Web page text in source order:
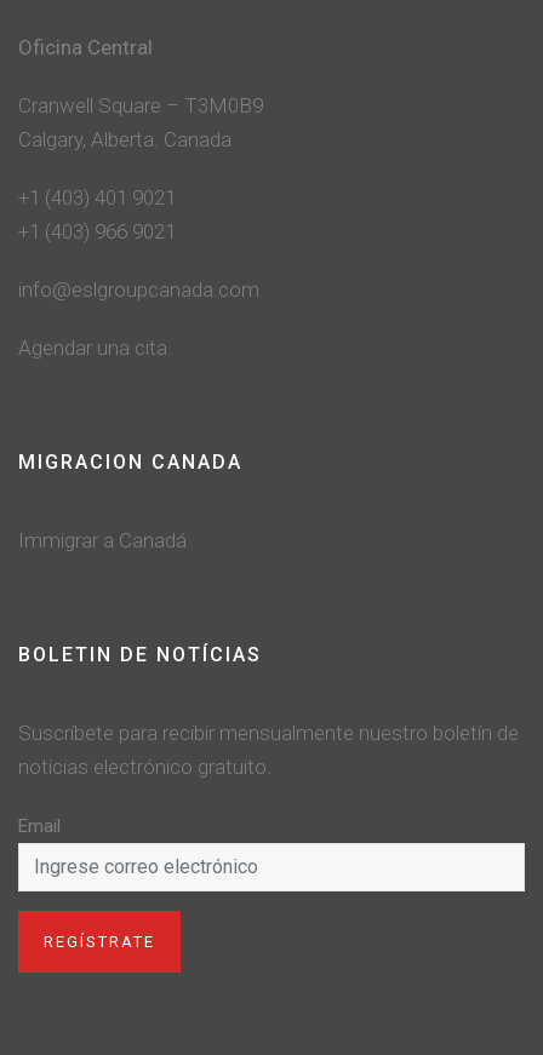
Oficina Central
Cranwell Square – T3M0B9
Calgary, Alberta. Canada
+1 (403) 401 9021
+1 (403) 966 9021
info@eslgroupcanada.com
Agendar una cita.
MIGRACION CANADA
Immigrar a Canadá
BOLETIN DE NOTÍCIAS
Suscríbete para recibir mensualmente nuestro boletín de
noticias electrónico gratuito.
Email